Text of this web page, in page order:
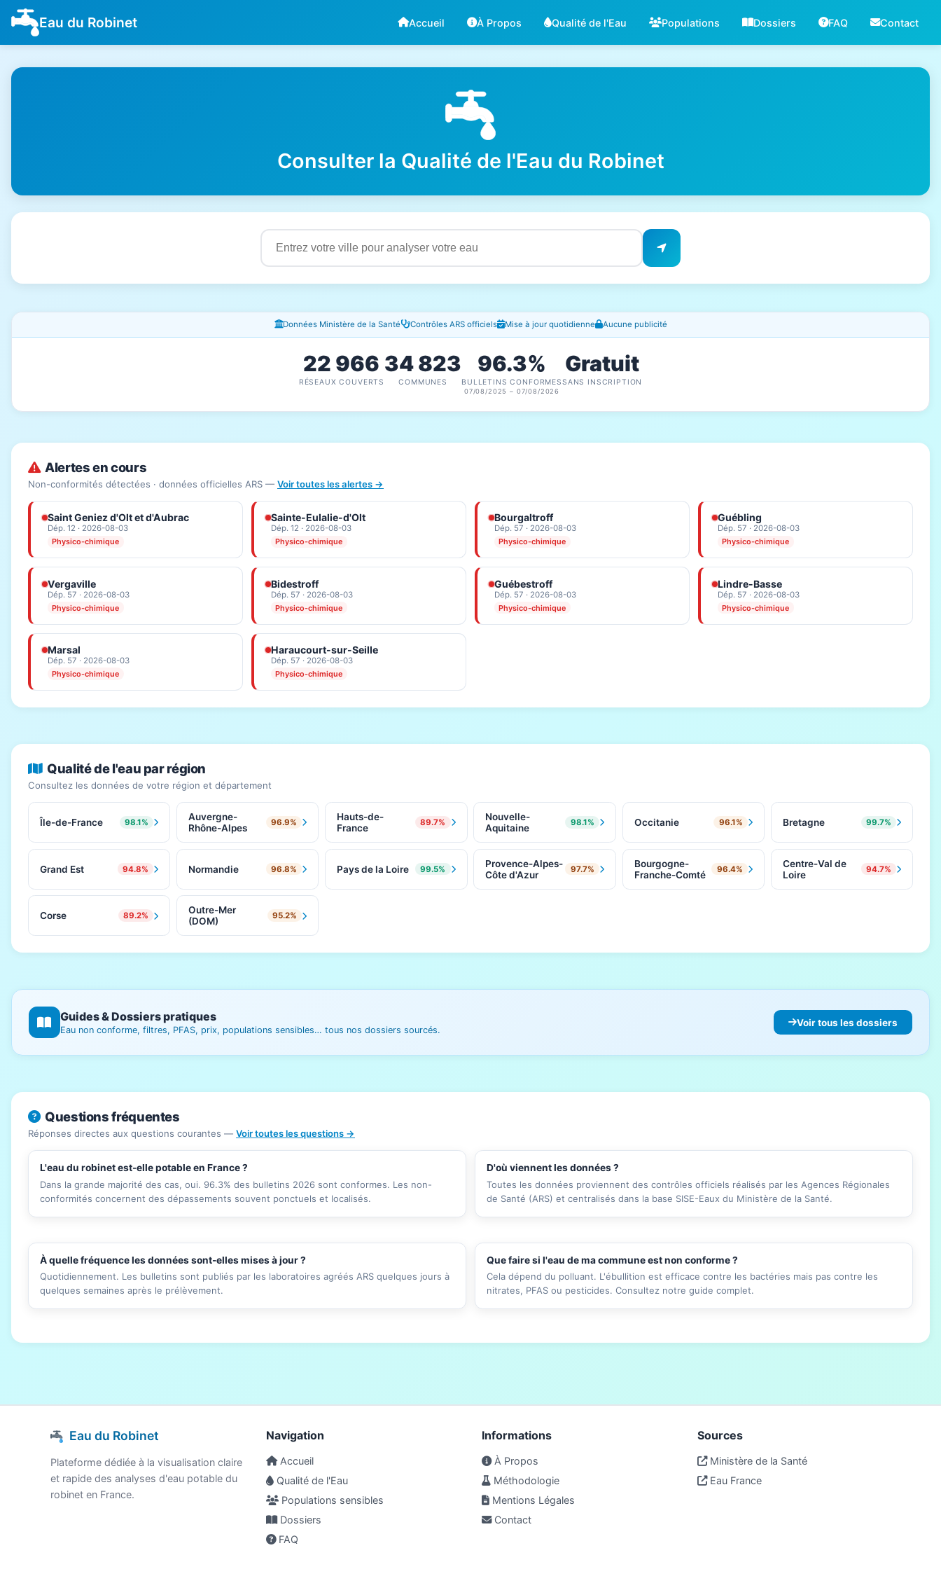
Eau du Robinet Accueil À Propos Qualité de l'Eau Populations Dossiers FAQ Contact
Consulter la Qualité de l'Eau du Robinet
Résultats de qualité de l'eau
Fenêtres d'information Données Ministère de la Santé Contrôles ARS officiels Mise à jour quotidienne Aucune publicité
22 966
RÉSEAUX COUVERTS
34 823
COMMUNES
96.3%
BULLETINS CONFORMES
07/08/2025 – 07/08/2026
Gratuit
SANS INSCRIPTION
Alertes en cours
Non-conformités détectées · données officielles ARS — Voir toutes les alertes →
Saint Geniez d'Olt et d'Aubrac
Dép. 12 · 2026-08-03
Physico-chimique
Sainte-Eulalie-d'Olt
Dép. 12 · 2026-08-03
Physico-chimique
Bourgaltroff
Dép. 57 · 2026-08-03
Physico-chimique
Guébling
Dép. 57 · 2026-08-03
Physico-chimique
Vergaville
Dép. 57 · 2026-08-03
Physico-chimique
Bidestroff
Dép. 57 · 2026-08-03
Physico-chimique
Guébestroff
Dép. 57 · 2026-08-03
Physico-chimique
Lindre-Basse
Dép. 57 · 2026-08-03
Physico-chimique
Marsal
Dép. 57 · 2026-08-03
Physico-chimique
Haraucourt-sur-Seille
Dép. 57 · 2026-08-03
Physico-chimique
Qualité de l'eau par région
Consultez les données de votre région et département
Île-de-France 98.1%
Auvergne-
Rhône-Alpes
96.9%
Hauts-de-
France
89.7%
Nouvelle-
Aquitaine
98.1% Occitanie 96.1% Bretagne 99.7%
Grand Est 94.8% Normandie 96.8% Pays de la Loire 99.5%
Provence-Alpes-
Côte d'Azur
97.7%
Bourgogne-
Franche-Comté
96.4%
Centre-Val de
Loire
94.7%
Corse 89.2%
Outre-Mer
(DOM)
95.2%
Guides & Dossiers pratiques
Eau non conforme, filtres, PFAS, prix, populations sensibles… tous nos dossiers sourcés.
Voir tous les dossiers
Questions fréquentes
Réponses directes aux questions courantes — Voir toutes les questions →
L'eau du robinet est-elle potable en France ?
Dans la grande majorité des cas, oui. 96.3% des bulletins 2026 sont conformes. Les non-
conformités concernent des dépassements souvent ponctuels et localisés.
D'où viennent les données ?
Toutes les données proviennent des contrôles officiels réalisés par les Agences Régionales
de Santé (ARS) et centralisés dans la base SISE-Eaux du Ministère de la Santé.
À quelle fréquence les données sont-elles mises à jour ?
Quotidiennement. Les bulletins sont publiés par les laboratoires agréés ARS quelques jours à
quelques semaines après le prélèvement.
Que faire si l'eau de ma commune est non conforme ?
Cela dépend du polluant. L'ébullition est efficace contre les bactéries mais pas contre les
nitrates, PFAS ou pesticides. Consultez notre guide complet.
Eau du Robinet
Plateforme dédiée à la visualisation claire
et rapide des analyses d'eau potable du
robinet en France.
Navigation
Accueil
Qualité de l'Eau
Populations sensibles
Dossiers
FAQ
Informations
À Propos
Méthodologie
Mentions Légales
Contact
Sources
Ministère de la Santé
Eau France